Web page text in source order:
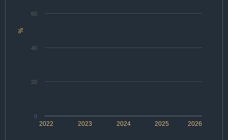
%
2022 2024 2026
2023 2025
0
20
40
60